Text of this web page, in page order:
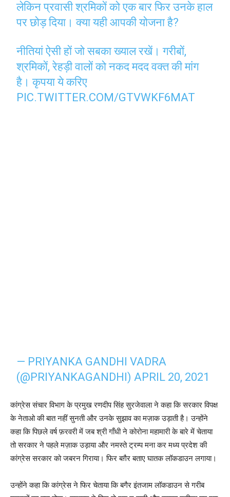
लेकिन प्रवासी श्रमिकों को एक बार फिर उनके हाल
पर छोड़ दिया। क्या यही आपकी योजना है?
नीतियां ऐसी हों जो सबका ख्याल रखें। गरीबों,
श्रमिकों, रेहड़ी वालों को नकद मदद वक्त की मांग
है। कृपया ये करिए
PIC.TWITTER.COM/GTVWKF6MAT
— PRIYANKA GANDHI VADRA
(@PRIYANKAGANDHI)APRIL 20, 2021
कांग्रेस संचार विभाग के प्रमुख रणदीप सिंह सुरजेवाला ने कहा कि सरकार विपक्ष
के नेताओ की बात नहीं सुनती और उनके सुझाव का मज़ाक उड़ाती है। उन्होंने
कहा कि पिछले वर्ष फ़रवरी में जब श्री गाँधी ने कोरोना महामारी के बारे में चेताया
तो सरकार ने पहले मज़ाक उड़ाया और नमस्ते ट्रम्प मना कर मध्य प्रदेश की
कांग्रेस सरकार को जबरन गिराया। फिर बग़ैर बताए घातक लॉकडाउन लगाया।
उन्होंने कहा कि कांग्रेस ने फिर चेताया कि बगैर इंतजाम लॉकडाउन से गरीब